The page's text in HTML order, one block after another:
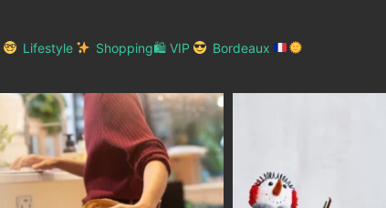
Lifestyle Shopping🛍 VIP Bordeaux